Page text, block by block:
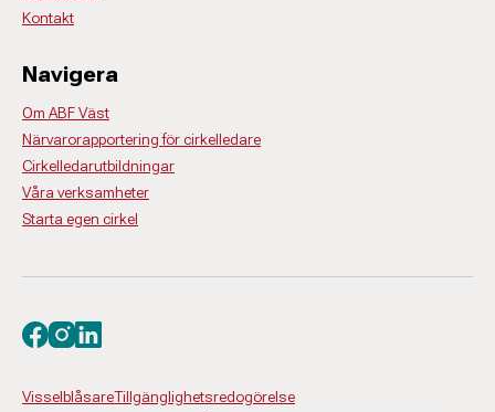
Kontakt
Navigera
Om ABF Väst
Närvarorapportering för cirkelledare
Cirkelledarutbildningar
Våra verksamheter
Starta egen cirkel
VisselblåsareTillgänglighetsredogörelse
Besök oss på facebook
Besök oss på instagram
Besök oss på linkedin